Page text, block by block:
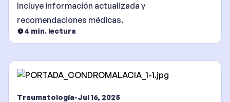
Incluye información actualizada y
recomendaciones médicas.
4 min. lectura
Traumatología-Jul 16, 2025